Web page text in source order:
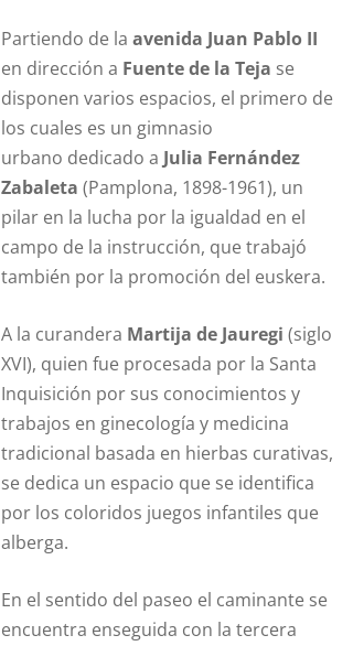
Partiendo de la avenida Juan Pablo II
en dirección a Fuente de la Teja se
disponen varios espacios, el primero de
los cuales es un gimnasio
urbano dedicado a Julia Fernández
Zabaleta (Pamplona, 1898-1961), un
pilar en la lucha por la igualdad en el
campo de la instrucción, que trabajó
también por la promoción del euskera.
A la curandera Martija de Jauregi (siglo
XVI), quien fue procesada por la Santa
Inquisición por sus conocimientos y
trabajos en ginecología y medicina
tradicional basada en hierbas curativas,
se dedica un espacio que se identifica
por los coloridos juegos infantiles que
alberga.
En el sentido del paseo el caminante se
encuentra enseguida con la tercera